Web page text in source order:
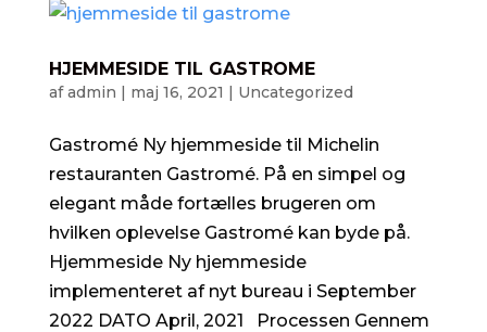
HJEMMESIDE TIL GASTROME
afadmin | maj 16, 2021 | Uncategorized
Gastromé Ny hjemmeside til Michelin
restauranten Gastromé. På en simpel og
elegant måde fortælles brugeren om
hvilken oplevelse Gastromé kan byde på.
Hjemmeside Ny hjemmeside
implementeret af nyt bureau i September
2022 DATO April, 2021 Processen Gennem